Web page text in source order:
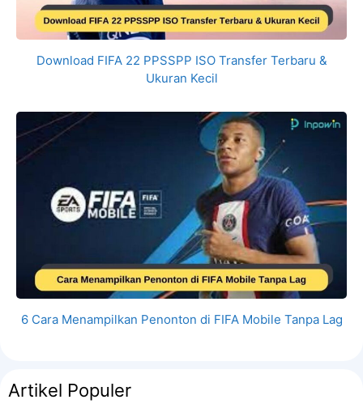
Download FIFA 22 PPSSPP ISO Transfer Terbaru &
Ukuran Kecil
6 Cara Menampilkan Penonton di FIFA Mobile Tanpa Lag
Artikel Populer